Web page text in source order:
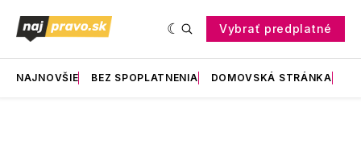
Vybrať predplatné
NAJNOVŠIE BEZ SPOPLATNENIA DOMOVSKÁ STRÁNKA